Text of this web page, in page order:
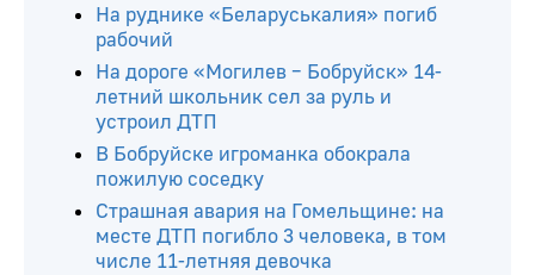
На руднике «Беларуськалия» погиб
рабочий
На дороге «Могилев – Бобруйск» 14-
летний школьник сел за руль и
устроил ДТП
В Бобруйске игроманка обокрала
пожилую соседку
Страшная авария на Гомельщине: на
месте ДТП погибло 3 человека, в том
числе 11-летняя девочка